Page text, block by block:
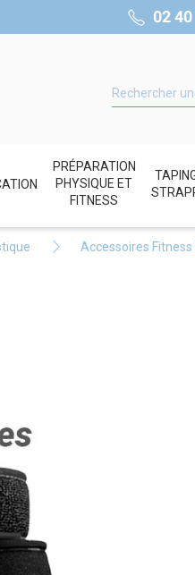
02
PRÉPARATION
PHYSIQUE ET
FITNESS
Accessoires Fitness